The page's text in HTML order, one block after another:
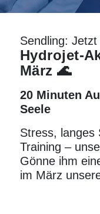
Sendling:
Hydrojet-
März 🌊
20 Minuten
Seele
Stress, langes
Training –
Gönne ihm
im März